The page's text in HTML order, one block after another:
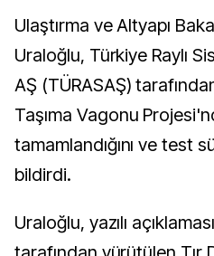
Ulaştırma ve Altyapı Bakanı Abdulkadir
Uraloğlu, Türkiye Raylı
AŞ (TÜRASAŞ)
Taşıma Vagonu
tamamlandığını ve test
bildirdi.
Uraloğlu, yazılı